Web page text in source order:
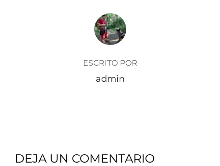
AUTOR DE LA ENTRADA
ESCRITO POR
admin
DEJA UN COMENTARIO